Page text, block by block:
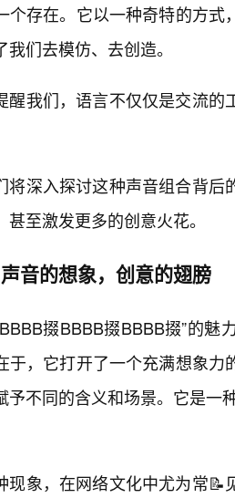
个存在。它以一种奇特的方
我们去模仿、去创造。
醒我们，语言不仅仅是交流
将深入探讨这种声音组合背
甚至激发更多的创意火花。
音的想象，创意的翅膀
掇BBBB掇BBBB掇”的
于，它打开了一个充满想象
予不同的含义和场景。它是一
现象，在网络文化中尤为常📝